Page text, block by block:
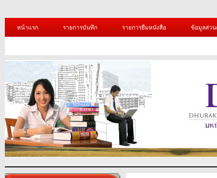
หน้าแรก รายการบันทึก รายการยืมหนังสือ ข้อมูลส่ว